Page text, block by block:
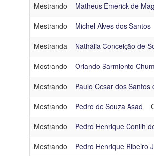
Mestrando
Matheus Emerick de
Mestrando Michel Alves dos Santos
Mestranda Nathália Conceição de
Mestrando Orlando Sarmiento
Mestrando Paulo Cesar dos Santos
Mestrando Pedro de Souza Asad
Mestrando Pedro Henrique Conilh
Mestrando Pedro Henrique Ribeiro